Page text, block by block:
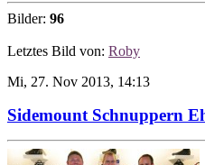
Bilder: 96
Letztes Bild von: Roby
Mi, 27. Nov 2013, 14:13
Sidemount Schnuppern